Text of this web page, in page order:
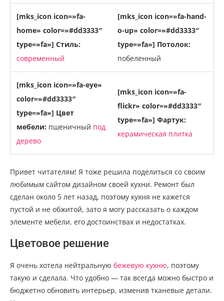
[mks_icon icon=»fa-
home» color=»#dd3333″
type=»fa»] Стиль:
современный
[mks_icon icon=»fa-hand-
o-up» color=»#dd3333″
type=»fa»] Потолок:
побеленный
[mks_icon icon=»fa-eye»
color=»#dd3333″
type=»fa»] Цвет
мебели: пшеничный под
дерево
[mks_icon icon=»fa-
flickr» color=»#dd3333″
type=»fa»] Фартук:
керамическая плитка
Привет читателям! Я тоже решила поделиться со своим
любимым сайтом дизайном своей кухни. Ремонт был
сделан около 5 лет назад, поэтому кухня не кажется
пустой и не обжитой, зато я могу рассказать о каждом
элементе мебели, его достоинствах и недостатках.
Цветовое решение
Я очень хотела нейтральную бежевую кухню, поэтому
такую и сделала. Что удобно — так всегда можно быстро и
бюджетно обновить интерьер, изменив тканевые детали.